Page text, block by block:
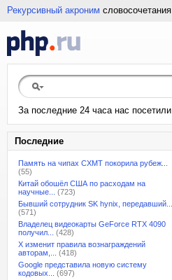
Рекурсивный акроним словосочетания
За последние 24 часа нас посетили
Последние
Память на чипах CXMT покорила рубеж...
(55)
Китай обошёл США по расходам на
научные...
(723)
Бывший сотрудник SK hynix, передавший...
(571)
Владелец видеокарты GeForce RTX 4090
получил...
(428)
X изменит правила вознаграждений
авторам,...
(418)
Google представила новую систему
кодовых...
(697)